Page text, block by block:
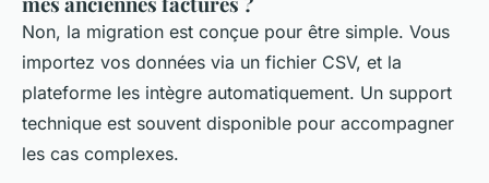
Non, la migration est conçue pour être simple. Vous
importez vos données via un fichier CSV, et la
plateforme les intègre automatiquement. Un support
technique est souvent disponible pour accompagner
les cas complexes.